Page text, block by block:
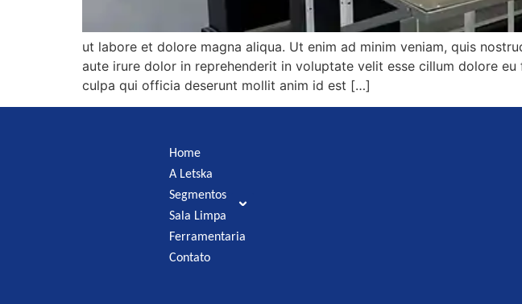
ut labore et dolore magna aliqua. Ut enim ad minim veniam, quis
aute irure dolor in reprehenderit in voluptate velit esse cillum dolore
culpa qui officia deserunt mollit anim id est […]
Home
A Letska
Segmentos
Sala Limpa
Ferramentaria
Contato